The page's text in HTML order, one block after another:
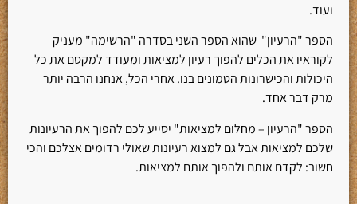
ועוד.
הספר "הרעיון" שהוא הספר השני בסדרה "הרשימה" מעניק
לקוראיו את הכלים להפוך רעיון למציאות ומעודד למקסם את כל
היכולות והכישרונות הטמונים בנו. אחרי הכל, אנחנו הרבה יותר
מרק דבר אחד.
הספר "הרעיון – מחלום למציאות" יסייע לכם להפוך את הרעיונות
שלכם למציאות אבל גם למצוא רעיונות שאולי רדומים אצלכם והכי
חשוב: לקדם אותם ולהפוך אותם למציאות.